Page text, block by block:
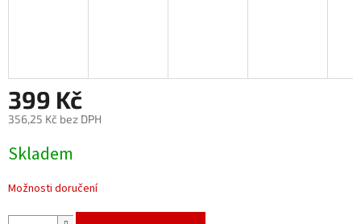
399 Kč
356,25 Kč bez DPH
cena:
Skladem
Možnosti doručení